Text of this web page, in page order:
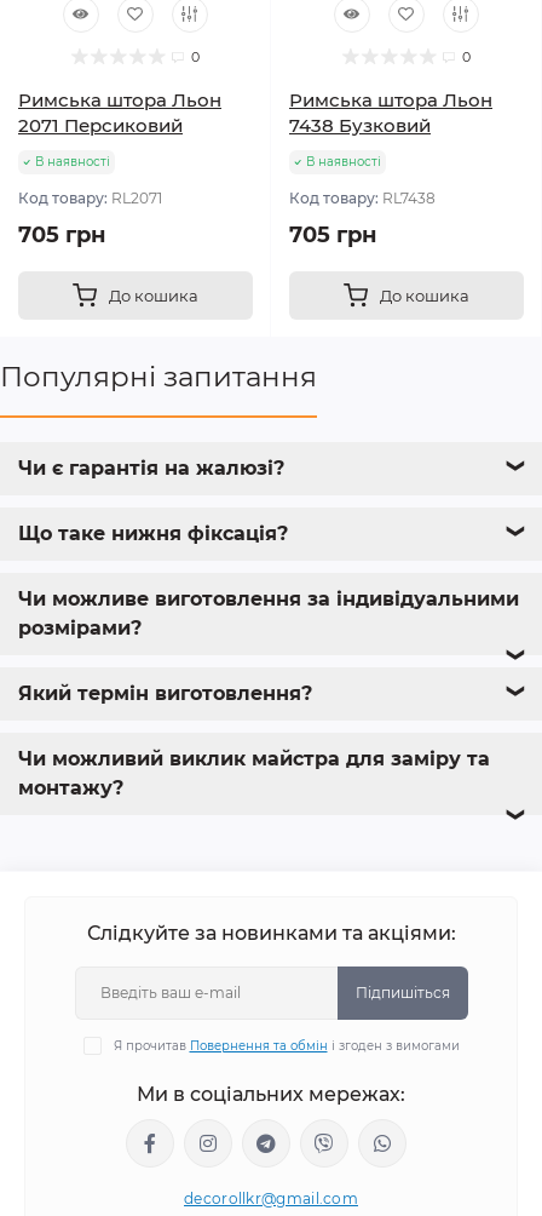
0
Римська штора Льон
2071 Персиковий
В наявності
Код товару: RL2071
705 грн
До кошика
0
Римська штора Льон
7438 Бузковий
В наявності
Код товару: RL7438
705 грн
До кошика
Популярні запитання
Чи є гарантія на жалюзі? ❯
Що таке нижня фіксація? ❯
Чи можливе виготовлення за індивідуальними
розмірами?
❯
Який термін виготовлення? ❯
Чи можливий виклик майстра для заміру та
монтажу?
❯
Слідкуйте за новинками та акціями:
Підпишіться
Я прочитав Повернення та обмін і згоден з вимогами
Ми в соціальних мережах:
decorollkr@gmail.com